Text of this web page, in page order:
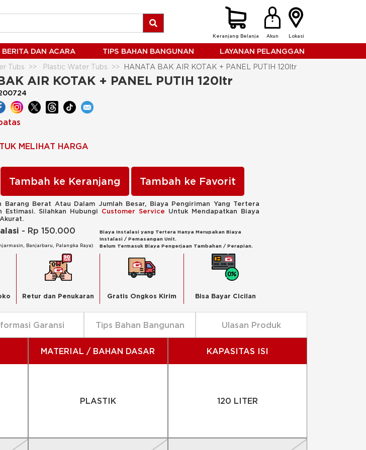
Keranjang Belanja Akun Lokasi
BERITA DAN ACARA TIPS BAHAN BANGUNAN LAYANAN PELANGGAN
Tubs Plastic Water Tubs HANATA BAK AIR KOTAK + PANEL PUTIH 120ltr
AIR KOTAK + PANEL PUTIH 120ltr
MELIHAT HARGA
Tambah ke Keranjang Tambah ke Favorit
Barang Berat Atau Dalam Jumlah Besar, Biaya Pengiriman Yang Tertera
Estimasi. Silahkan Hubungi Customer Service Untuk Mendapatkan Biaya
- Rp 150.000
Biaya Instalasi yang Tertera Hanya Merupakan Biaya
Instalasi / Pemasangan Unit.
Banjarbaru, Palangka Raya) Belum Termasuk Biaya Pengerjaan Tambahan / Perapian.
Retur dan Penukaran Gratis Ongkos Kirim Bisa Bayar Cicilan
Garansi Tips Bahan Bangunan Ulasan Produk
MATERIAL / BAHAN DASAR
PLASTIK
KAPASITAS ISI
120 LITER